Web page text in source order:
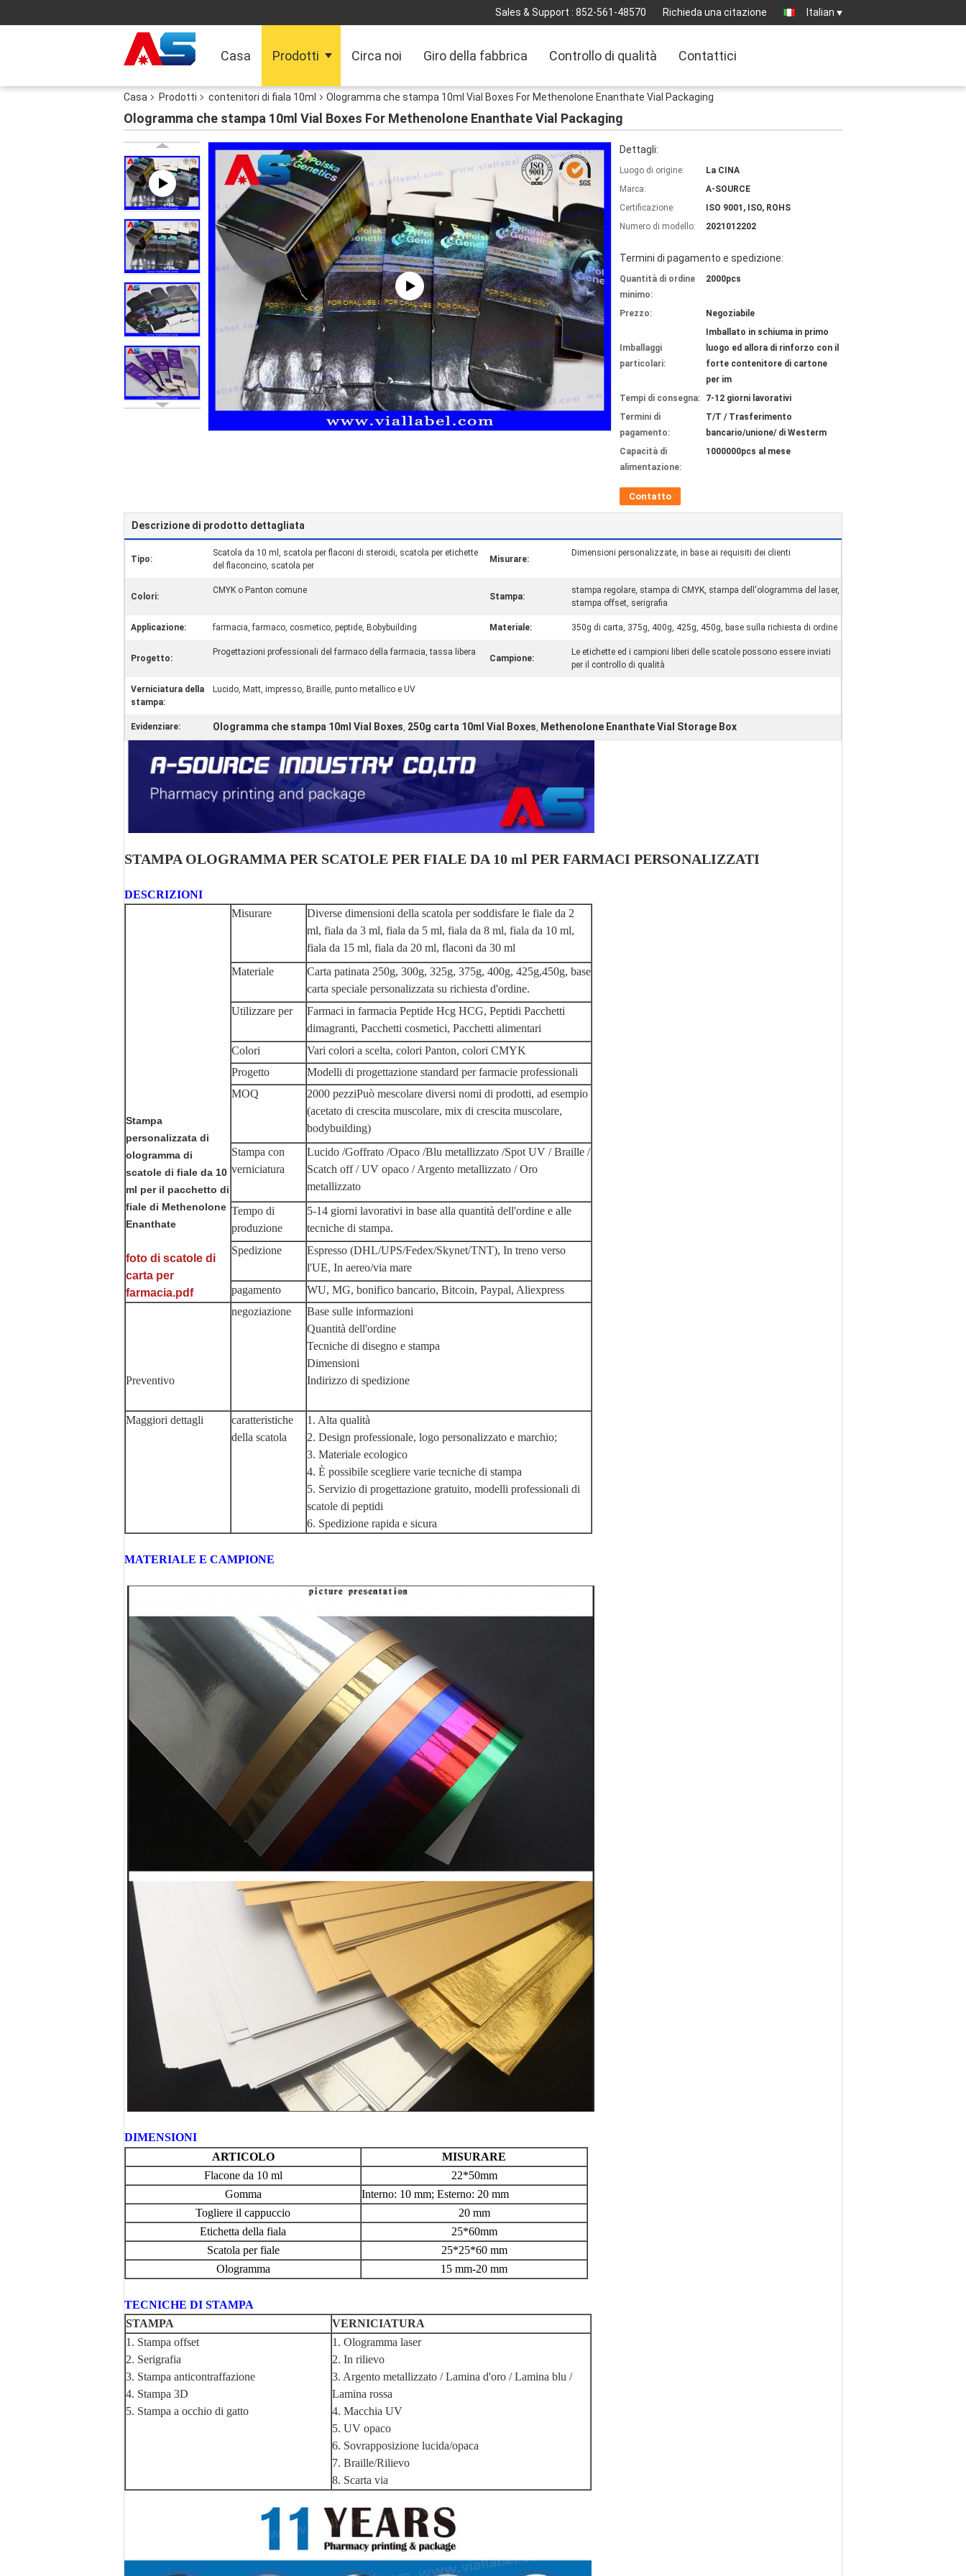
Sales & Support : 852-561-48570 Richieda una citazione Italian
Casa Prodotti Circa noi Giro della fabbrica Controllo di qualità Contattici
Casa Prodotti contenitori di fiala 10ml Ologramma che stampa 10ml Vial Boxes For Methenolone Enanthate Vial Packaging
Ologramma che stampa 10ml Vial Boxes For Methenolone Enanthate Vial Packaging
Dettagli:
Luogo di origine:
La CINA
Marca:
A-SOURCE
Certificazione:
ISO 9001, ISO, ROHS
Numero di modello:
2021012202
Termini di pagamento e spedizione:
Quantità di ordine
minimo:
2000pcs
Prezzo: Negoziabile
Imballaggi
particolari:
Imballato in schiuma in primo
luogo ed allora di rinforzo con il
forte contenitore di cartone
per im
Tempi di consegna:
7-12 giorni lavorativi
Termini di
pagamento:
T/T / Trasferimento
bancario/unione/ di Westerm
Capacità di
alimentazione:
1000000pcs al mese
Contatto
Descrizione di prodotto dettagliata
Tipo:
Scatola da 10 ml, scatola per flaconi di steroidi, scatola per etichette
del flaconcino, scatola per
Misurare:
Dimensioni personalizzate, in base ai requisiti dei clienti
Colori:
CMYK o Panton comune
Stampa:
stampa regolare, stampa di CMYK, stampa dell'ologramma del laser,
stampa offset, serigrafia
Applicazione: farmacia, farmaco, cosmetico, peptide, Bobybuilding Materiale: 350g di carta, 375g, 400g, 425g, 450g, base sulla richiesta di ordine
Progetto:
Progettazioni professionali del farmaco della farmacia, tassa libera
Campione:
Le etichette ed i campioni liberi delle scatole possono essere inviati
per il controllo di qualità
Verniciatura della
stampa:
Lucido, Matt, impresso, Braille, punto metallico e UV
Evidenziare: Ologramma che stampa 10ml Vial Boxes, 250g carta 10ml Vial Boxes, Methenolone Enanthate Vial Storage Box
STAMPA OLOGRAMMA PER SCATOLE PER FIALE DA 10 ml PER FARMACI PERSONALIZZATI
DESCRIZIONI
Stampa
personalizzata di
ologramma di
scatole di fiale da 10
ml per il pacchetto di
fiale di Methenolone
Enanthate
foto di scatole di
carta per
farmacia.pdf
Misurare
Diverse dimensioni della scatola per soddisfare le fiale da 2
ml, fiala da 3 ml, fiala da 5 ml, fiala da 8 ml, fiala da 10 ml,
fiala da 15 ml, fiala da 20 ml, flaconi da 30 ml
Materiale
Carta patinata 250g, 300g, 325g, 375g, 400g, 425g,450g, base
carta speciale personalizzata su richiesta d'ordine.
Utilizzare per
Farmaci in farmacia Peptide Hcg HCG, Peptidi Pacchetti
dimagranti, Pacchetti cosmetici, Pacchetti alimentari
Colori
Vari colori a scelta, colori Panton, colori CMYK
Progetto
Modelli di progettazione standard per farmacie professionali
MOQ
2000 pezziPuò mescolare diversi nomi di prodotti, ad esempio
(acetato di crescita muscolare, mix di crescita muscolare,
bodybuilding)
Stampa con
verniciatura
Lucido /Goffrato /Opaco /Blu metallizzato /Spot UV / Braille /
Scatch off / UV opaco / Argento metallizzato / Oro
metallizzato
Tempo di
produzione
5-14 giorni lavorativi in ​​base alla quantità dell'ordine e alle
tecniche di stampa.
Spedizione
Espresso (DHL/UPS/Fedex/Skynet/TNT), In treno verso
l'UE, In aereo/via mare
pagamento
WU, MG, bonifico bancario, Bitcoin, Paypal, Aliexpress
Preventivo
negoziazione
Base sulle informazioni
Quantità dell'ordine
Tecniche di disegno e stampa
Dimensioni
Indirizzo di spedizione
Maggiori dettagli
caratteristiche
della scatola
​1. Alta qualità
2. Design professionale, logo personalizzato e marchio;
3. Materiale ecologico
4. È possibile scegliere varie tecniche di stampa
5. Servizio di progettazione gratuito, modelli professionali di
scatole di peptidi
6. Spedizione rapida e sicura
MATERIALE E CAMPIONE
DIMENSIONI
ARTICOLO
MISURARE
Flacone da 10 ml
22*50mm
Gomma
Interno: 10 mm; Esterno: 20 mm
Togliere il cappuccio
20 mm
Etichetta della fiala
25*60mm
Scatola per fiale
25*25*60 mm
Ologramma
15 mm-20 mm
TECNICHE DI STAMPA
STAMPA
VERNICIATURA
1. Stampa offset
2. Serigrafia
3. Stampa anticontraffazione
4. Stampa 3D
5. Stampa a occhio di gatto
1. Ologramma laser
2. In rilievo
3. Argento metallizzato / Lamina d'oro / Lamina blu /
Lamina rossa
4. Macchia UV
5. UV opaco
6. Sovrapposizione lucida/opaca
7. Braille/Rilievo
8. Scarta via